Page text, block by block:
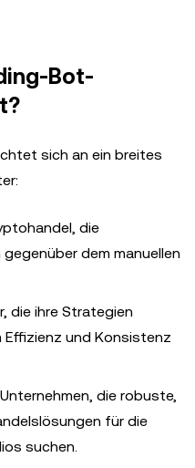
Bot-
sich an ein breites
die
dem manuellen
die ihre Strategien
und Konsistenz
Unternehmen, die robuste,
für die
suchen.